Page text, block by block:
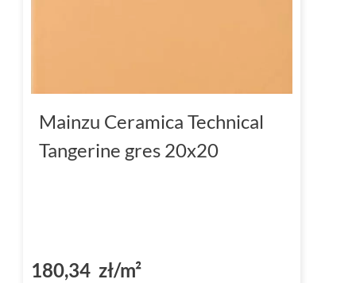
Mainzu Ceramica Technical
Tangerine gres 20x20
180,34 zł/m²